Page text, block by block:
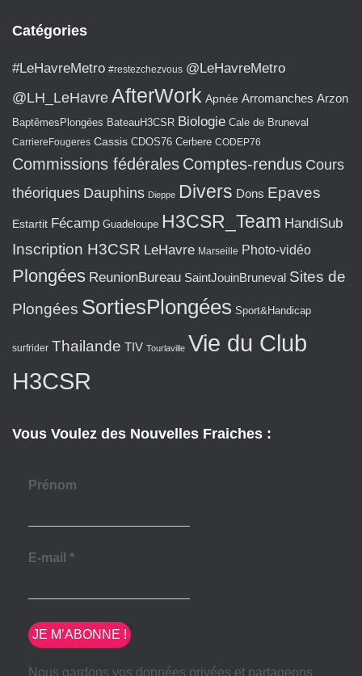
Catégories
#LeHavreMetro #restezchezvous @LeHavreMetro
@LH_LeHavre AfterWork Apnée Arromanches Arzon
BaptêmesPlongées BateauH3CSR Biologie Cale de Bruneval
CarriereFougeres Cassis CDOS76 Cerbere CODEP76
Commissions fédérales Comptes-rendus Cours
théoriques Dauphins Dieppe Divers Dons Epaves
Estartit Fécamp Guadeloupe H3CSR_Team HandiSub
Inscription H3CSR LeHavre Marseille Photo-vidéo
Plongées ReunionBureau SaintJouinBruneval Sites de
Plongées SortiesPlongées Sport&Handicap
surfrider Thailande TIV Tourlaville Vie du Club
H3CSR
Vous Voulez des Nouvelles Fraiches :
Prénom
E-mail *
Nous gardons vos données privées et partageons